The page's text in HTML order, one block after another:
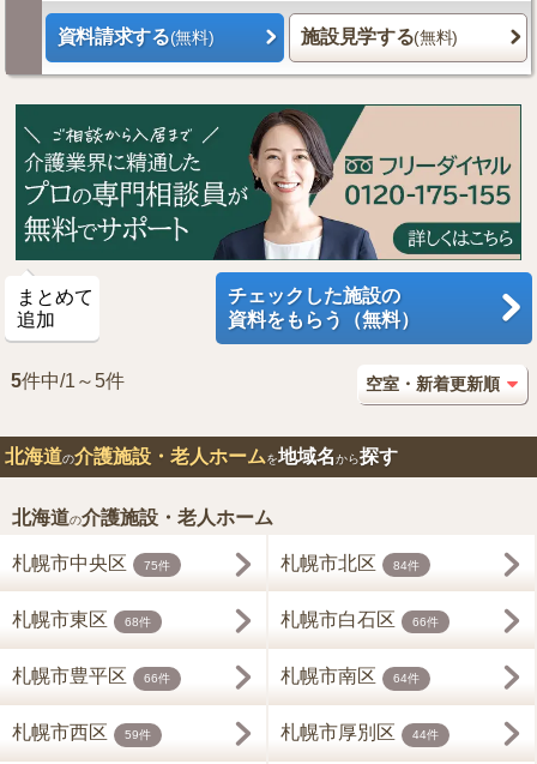
資料請求する(無料) 施設見学する(無料)
まとめて
追加
チェックした施設の
資料をもらう（無料）
5件中/1～5件
北海道の介護施設・老人ホームを地域名から探す
北海道の介護施設・老人ホーム
札幌市中央区 75件 札幌市北区 84件
札幌市東区 68件 札幌市白石区 66件
札幌市豊平区 66件 札幌市南区 64件
札幌市西区 59件 札幌市厚別区 44件